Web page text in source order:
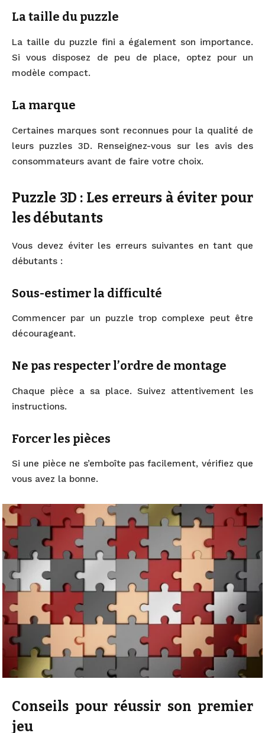
La taille du puzzle
La taille du puzzle fini a également son importance.
Si vous disposez de peu de place, optez pour un
modèle compact.
La marque
Certaines marques sont reconnues pour la qualité de
leurs puzzles 3D. Renseignez-vous sur les avis des
consommateurs avant de faire votre choix.
Puzzle 3D : Les erreurs à éviter pour
les débutants
Vous devez éviter les erreurs suivantes en tant que
débutants :
Sous-estimer la difficulté
Commencer par un puzzle trop complexe peut être
décourageant.
Ne pas respecter l’ordre de montage
Chaque pièce a sa place. Suivez attentivement les
instructions.
Forcer les pièces
Si une pièce ne s’emboîte pas facilement, vérifiez que
vous avez la bonne.
Conseils pour réussir son premier
jeu